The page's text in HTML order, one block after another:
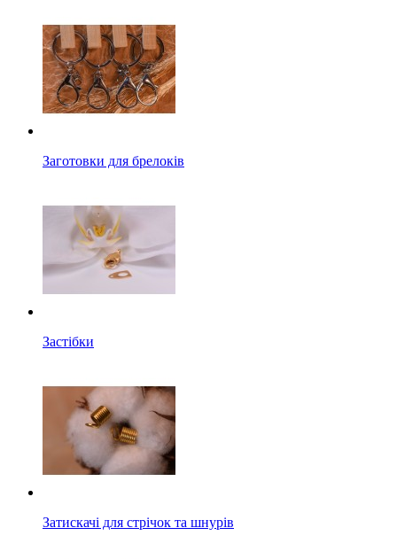
Заготовки для брелоків
Застібки
Затискачі для стрічок та шнурів